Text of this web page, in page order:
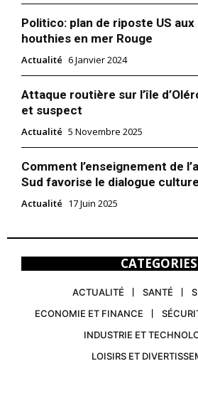
Politico: plan de riposte US
houthies en mer Rouge
Actualité 6 Janvier 2024
Attaque routière sur l’île
et suspect
Actualité 5 Novembre 2025
Comment l’enseignement de
Sud favorise le dialogue
Actualité 17 Juin 2025
CATEGORIES
ACTUALITÉ SANTÉ
ECONOMIE ET FINANCE
INDUSTRIE ET
LOISIRS ET